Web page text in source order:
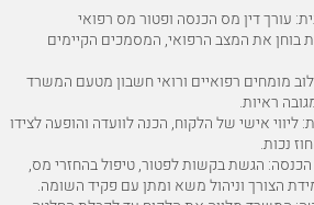
עורך דין מס הכנסה ופטור מס רפואי
בוחן את המצב הרפואי, המסמכים הקיימים
מומחים רפואיים ורואי חשבון מטעם המשרד
ראיות.
ליווי אישי של הלקוח, הכנה לוועדה והופעה לצידו
נכות.
הכנסה: הגשת בקשות לפטור, טיפול בהחזרי מס,
הצורך וניהול משא ומתן עם פקיד השומה.